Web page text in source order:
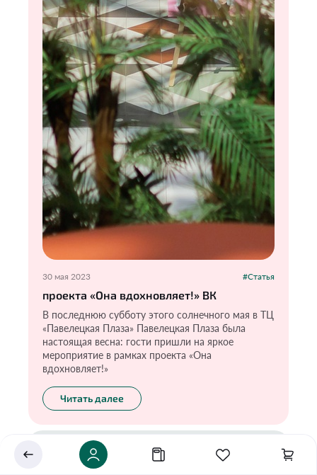
30 мая 2023 #Статья
проекта «Она вдохновляет!» ВК
В последнюю субботу этого солнечного мая в ТЦ
«Павелецкая Плаза» Павелецкая Плаза была
настоящая весна: гости пришли на яркое
мероприятие в рамках проекта «Она
вдохновляет!»
Читать далее
Укажите ваш город
Это важно для корректной работы Экоразноса и
дальнейших персональных функций сервиса.